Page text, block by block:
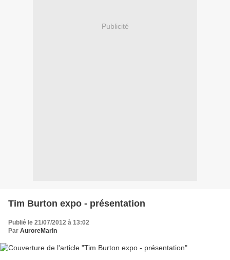
Publicité
Tim Burton expo - présentation
Publié le 21/07/2012 à 13:02
Par AuroreMarin